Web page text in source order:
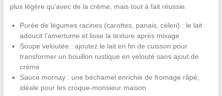
plus légère qu’avec de la crème, mais tout à fait réussie.
Purée de légumes racines (carottes, panais, céleri) : le lait
adoucit l’amertume et lisse la texture après mixage
Soupe veloutée : ajoutez le lait en fin de cuisson pour
transformer un bouillon rustique en velouté sans ajout de
crème
Sauce mornay : une béchamel enrichie de fromage râpé,
idéale pour les croque-monsieur maison